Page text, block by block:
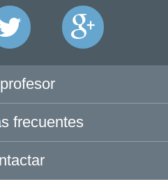
frecuentes